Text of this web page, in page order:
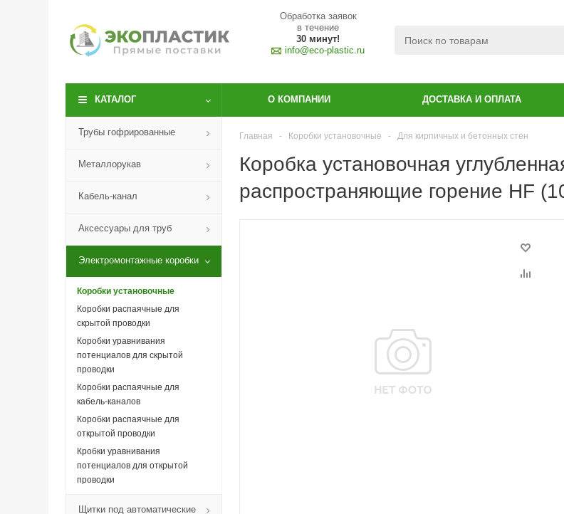
Обработка заявок
в течение
30 минут!
info@eco-plastic.ru
КАТАЛОГ О КОМПАНИИ ДОСТАВКА И ОПЛАТА
Трубы гофрированные
Металлорукав
Кабель-канал
Аксессуары для труб
Электромонтажные коробки
Коробки установочные
Коробки распаячные для
скрытой проводки
Коробки уравнивания
потенциалов для скрытой
проводки
Коробки распаячные для
кабель-каналов
Коробки распаячные для
открытой проводки
Кробки уравнивания
потенциалов для открытой
проводки
Щитки под автоматические
Главная - Коробки установочные - Для кирпичных и бетонных стен
Коробка установочная
распространяющие горение HF